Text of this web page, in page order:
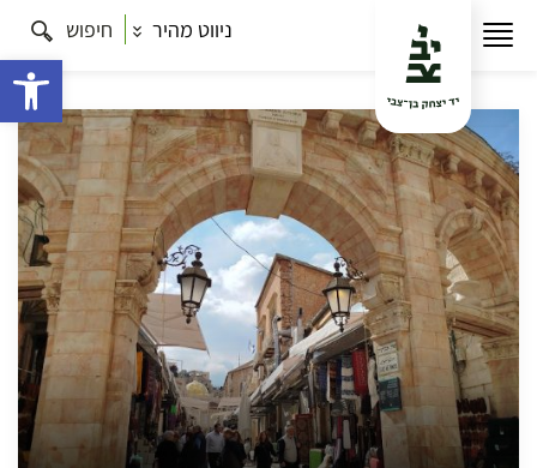
ניווט מהיר חיפוש
משפחה עם שיק: סיור בעקבות האב